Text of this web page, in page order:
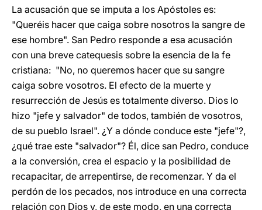
La acusación que se imputa a los Apóstoles es:
"Queréis hacer que caiga sobre nosotros la sangre de
ese hombre". San Pedro responde a esa acusación
con una breve catequesis sobre la esencia de la fe
cristiana: "No, no queremos hacer que su sangre
caiga sobre vosotros. El efecto de la muerte y
resurrección de Jesús es totalmente diverso. Dios lo
hizo "jefe y salvador" de todos, también de vosotros,
de su pueblo Israel". ¿Y a dónde conduce este "jefe"?,
¿qué trae este "salvador"? Él, dice san Pedro, conduce
a la conversión, crea el espacio y la posibilidad de
recapacitar, de arrepentirse, de recomenzar. Y da el
perdón de los pecados, nos introduce en una correcta
relación con Dios y, de este modo, en una correcta